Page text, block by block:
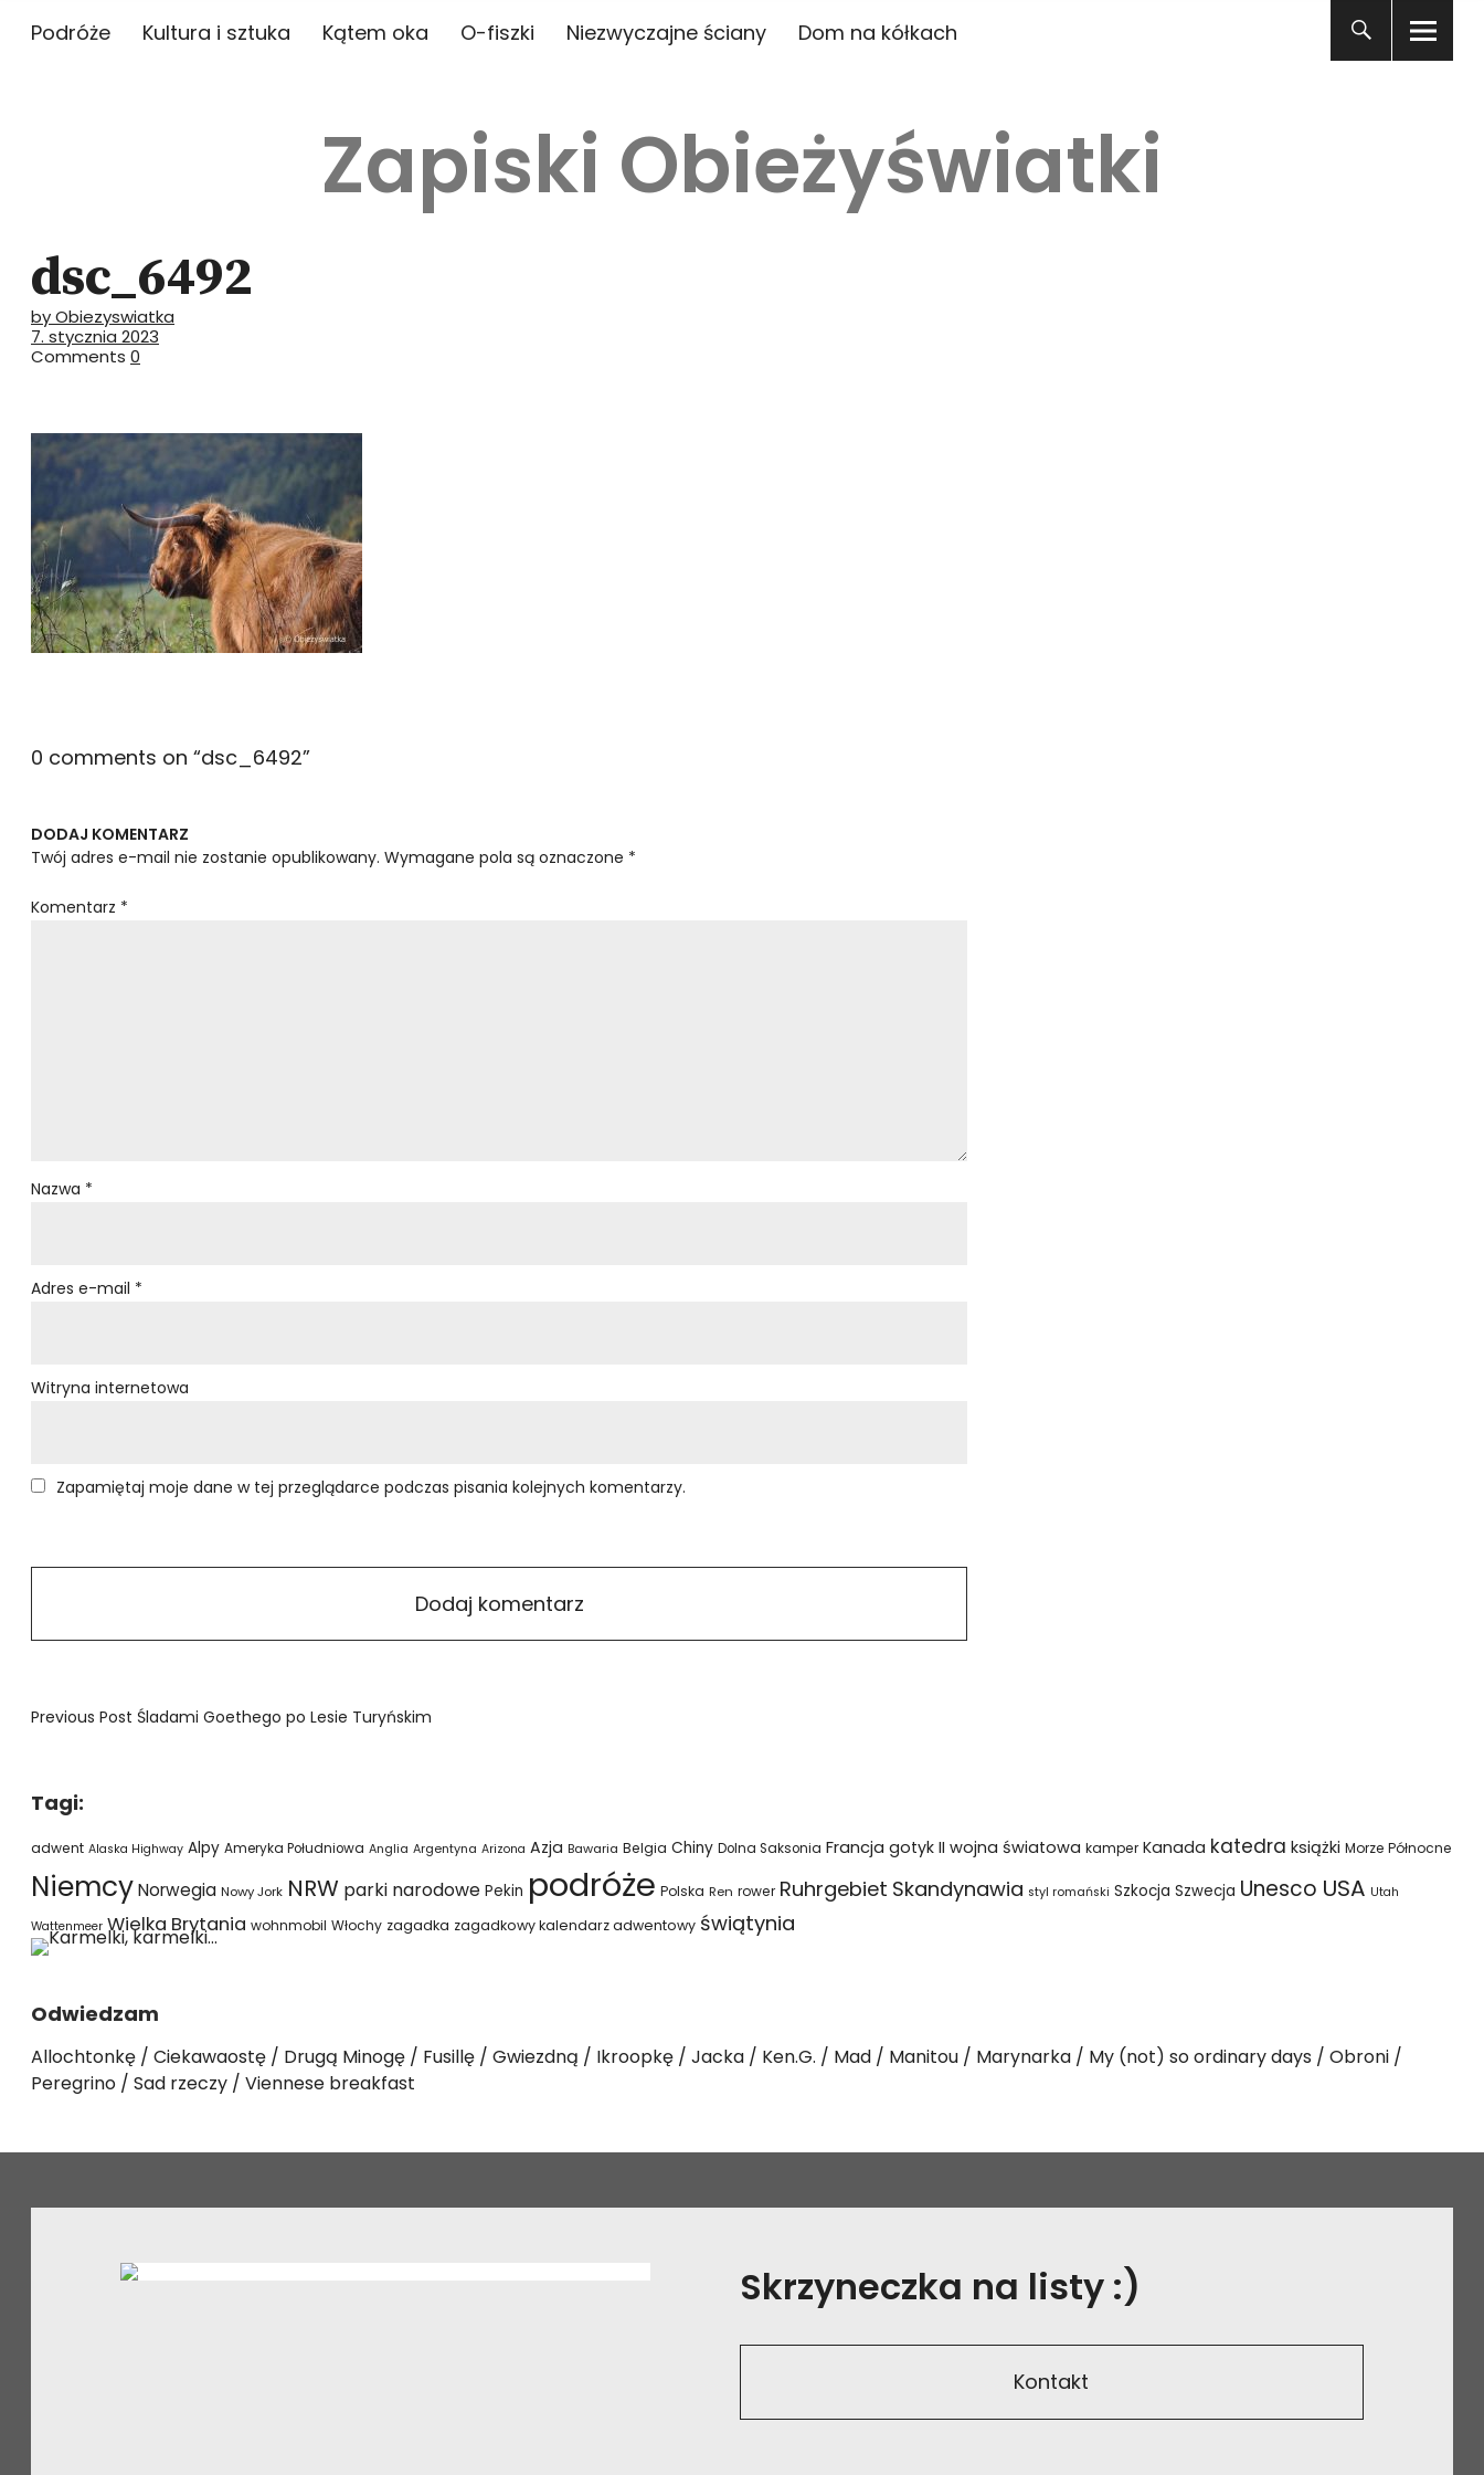
Podróże Kultura i sztuka Kątem oka O-fiszki Niezwyczajne ściany Dom na kółkach
Zapiski Obieżyświatki
dsc_6492
by Obiezyswiatka
7. stycznia 2023
Comments 0
0 comments on “dsc_6492”
DODAJ KOMENTARZ
Twój adres e-mail nie zostanie opublikowany. Wymagane pola są oznaczone *
Komentarz *
Nazwa *
Adres e-mail *
Witryna internetowa
Zapamiętaj moje dane w tej przeglądarce podczas pisania kolejnych komentarzy.
Previous Post Śladami Goethego po Lesie Turyńskim
Tagi:
adwent Alaska Highway Alpy Ameryka Południowa Anglia Argentyna Arizona Azja Bawaria Belgia Chiny Dolna Saksonia Francja gotyk II wojna światowa kamper Kanada katedra książki Morze Północne
NiemcyNorwegia Nowy Jork NRW parki narodowe Pekin podróże Polska Ren rower Ruhrgebiet Skandynawia styl romański Szkocja Szwecja Unesco USA Utah
Wattenmeer Wielka Brytania wohnmobil Włochy zagadka zagadkowy kalendarz adwentowy świątynia
Odwiedzam
Allochtonkę Ciekawaostę Drugą Minogę Fusillę Gwiezdną Ikroopkę Jacka Ken.G. Mad Manitou Marynarka My (not) so ordinary days
Obroni
Peregrino
Sad rzeczy Viennese breakfast
Skrzyneczka na listy :)
Kontakt